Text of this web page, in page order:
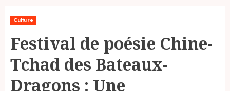
Culture
Festival de poésie Chine-
Tchad des Bateaux-
Dragons : Une